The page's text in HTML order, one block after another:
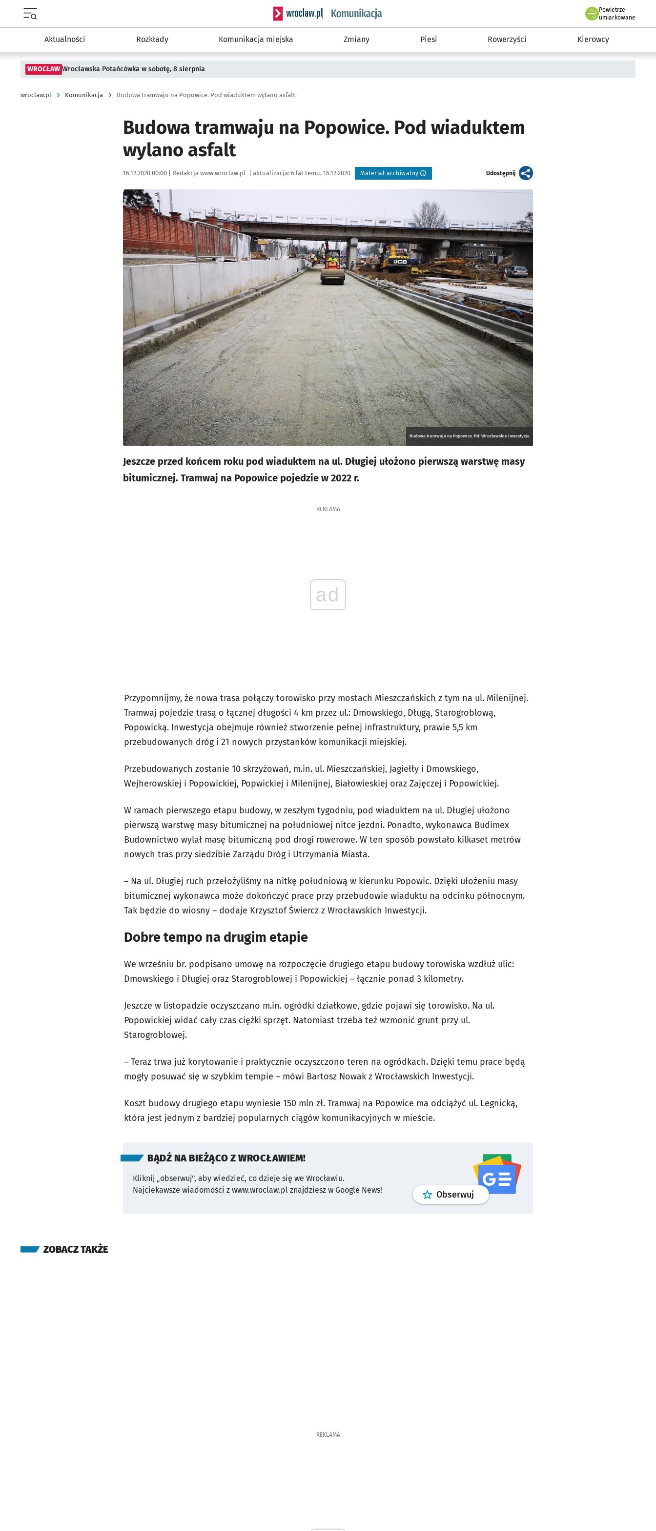
Serwis informacyjny wroclaw.pl podserwis: Komunikacja
Powietrze
we Wrocławiu
umiarkowane
Aktualności Rozkłady Komunikacja miejska Zmiany Piesi Rowerzyści Kierowcy
WROCŁAW Wrocławska Potańcówka w sobotę, 8 sierpnia
wroclaw.pl Komunikacja Budowa tramwaju na Popowice. Pod wiaduktem wylano asfalt
Budowa tramwaju na Popowice. Pod wiaduktem
wylano asfalt
Data publikacji:
16.12.2020 00:00 | Autor:
Redakcja www.wroclaw.pl aktualizacja: 6 lat temu, 16.12.2020 Materiał archiwalny Udostępnijartykuł
Kliknij, aby powiększyć
Budowa tramwaju na Popowice. fot: Wrocławskie Inwestycje
Jeszcze przed końcem roku pod wiaduktem na ul. Długiej ułożono pierwszą warstwę masy
bitumicznej. Tramwaj na Popowice pojedzie w 2022 r.
REKLAMA
ad
Przypomnijmy, że nowa trasa połączy torowisko przy mostach Mieszczańskich z tym na ul. Milenijnej.
Tramwaj pojedzie trasą o łącznej długości 4 km przez ul.: Dmowskiego, Długą, Starogroblową,
Popowicką. Inwestycja obejmuje również stworzenie pełnej infrastruktury, prawie 5,5 km
przebudowanych dróg i 21 nowych przystanków komunikacji miejskiej.
Przebudowanych zostanie 10 skrzyżowań, m.in. ul. Mieszczańskiej, Jagiełły i Dmowskiego,
Wejherowskiej i Popowickiej, Popwickiej i Milenijnej, Białowieskiej oraz Zajęczej i Popowickiej.
W ramach pierwszego etapu budowy, w zeszłym tygodniu, pod wiaduktem na ul. Długiej ułożono
pierwszą warstwę masy bitumicznej na południowej nitce jezdni. Ponadto, wykonawca Budimex
Budownictwo wylał masę bitumiczną pod drogi rowerowe. W ten sposób powstało kilkaset metrów
nowych tras przy siedzibie Zarządu Dróg i Utrzymania Miasta.
– Na ul. Długiej ruch przełożyliśmy na nitkę południową w kierunku Popowic. Dzięki ułożeniu masy
bitumicznej wykonawca może dokończyć prace przy przebudowie wiaduktu na odcinku północnym.
Tak będzie do wiosny – dodaje Krzysztof Świercz z Wrocławskich Inwestycji.
Dobre tempo na drugim etapie
We wrześniu br. podpisano umowę na rozpoczęcie drugiego etapu budowy torowiska wzdłuż ulic:
Dmowskiego i Długiej oraz Starogroblowej i Popowickiej – łącznie ponad 3 kilometry.
Jeszcze w listopadzie oczyszczano m.in. ogródki działkowe, gdzie pojawi się torowisko. Na ul.
Popowickiej widać cały czas ciężki sprzęt. Natomiast trzeba też wzmonić grunt przy ul.
Starogroblowej.
– Teraz trwa już korytowanie i praktycznie oczyszczono teren na ogródkach. Dzięki temu prace będą
mogły posuwać się w szybkim tempie – mówi Bartosz Nowak z Wrocławskich Inwestycji.
Koszt budowy drugiego etapu wyniesie 150 mln zł. Tramwaj na Popowice ma odciążyć ul. Legnicką,
która jest jednym z bardziej popularnych ciągów komunikacyjnych w mieście.
BĄDŹ NA BIEŻĄCO Z WROCŁAWIEM!
Kliknij „obserwuj”, aby wiedzieć, co dzieje się we Wrocławiu.
Najciekawsze wiadomości z www.wroclaw.pl znajdziesz w Google News!
Obserwuj profilgoogle news
ZOBACZ TAKŻE
REKLAMA